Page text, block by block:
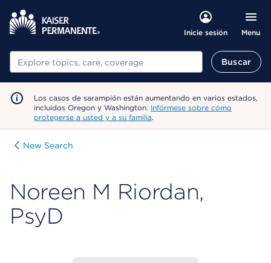
Inicie sesión Menu
Buscar Buscar
Los casos de sarampión están aumentando en varios estados,
incluidos Oregon y Washington. Infórmese sobre cómo
protegerse a usted y a su familia.
New Search
Noreen M Riordan,
PsyD